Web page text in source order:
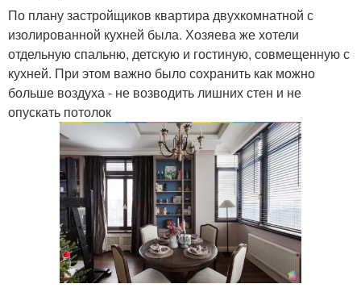
По плану застройщиков квартира двухкомнатной с
изолированной кухней была. Хозяева же хотели
отдельную спальню, детскую и гостиную, совмещенную с
кухней. При этом важно было сохранить как можно
больше воздуха - не возводить лишних стен и не
опускать потолок